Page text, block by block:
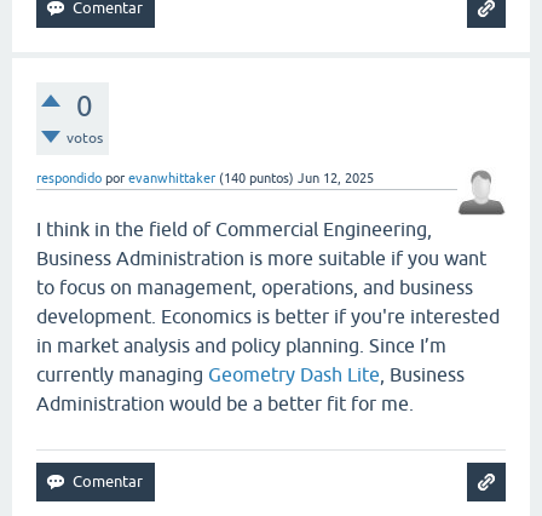
0
votos
respondido por evanwhittaker (140 puntos) Jun 12, 2025
I think in the field of Commercial Engineering,
Business Administration is more suitable if you want
to focus on management, operations, and business
development. Economics is better if you're interested
in market analysis and policy planning. Since I’m
currently managing Geometry Dash Lite , Business
Administration would be a better fit for me.